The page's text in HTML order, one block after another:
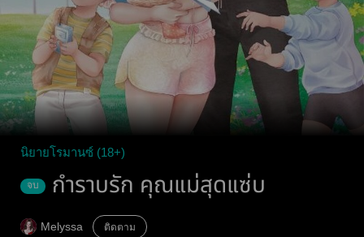
นิยายโรมานซ์ (18+)
จบ กำราบรัก คุณแม่สุดแซ่บ
Melyssa ติดตาม